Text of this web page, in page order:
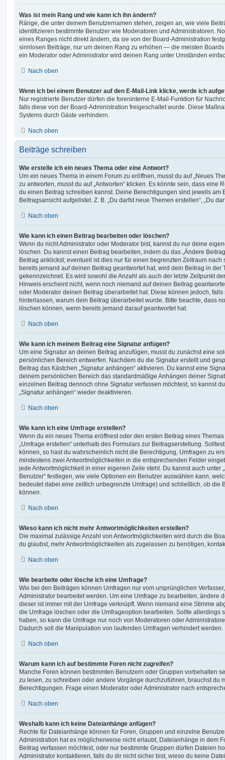
Was ist mein Rang und wie kann ich ihn ändern?
Ränge, die unter deinem Benutzernamen stehen, zeigen an, wie viele
identifizieren bestimmte Benutzer wie Moderatoren und Administratoren.
eines Ranges nicht direkt ändern, da sie von der Board-Administration
sinnlosen Beiträge, nur um deinen Rang zu erhöhen — die meisten
ein Moderator oder Administrator wird deinen Rang unter Umständen
Nach oben
Wenn ich bei einem Benutzer auf den E-Mail-Link klicke, werde ich
Nur registrierte Benutzer dürfen die foreninterne E-Mail-Funktion für
falls diese von der Board-Administration freigeschaltet wurde. Diese
Systems durch Gäste verhindern.
Nach oben
Beiträge schreiben
Wie erstelle ich ein neues Thema oder eine Antwort?
Um ein neues Thema in einem Forum zu eröffnen, musst du auf „Neues
zu antworten, musst du auf „Antworten“ klicken. Es könnte sein, dass eine
du einen Beitrag schreiben kannst. Deine Berechtigungen sind jeweils am
Beitragsansicht aufgelistet. Z. B. „Du darfst neue Themen erstellen“, „Du
Nach oben
Wie kann ich einen Beitrag bearbeiten oder löschen?
Wenn du nicht Administrator oder Moderator bist, kannst du nur deine
löschen. Du kannst einen Beitrag bearbeiten, indem du das „Ändere
Beitrag anklickst; eventuell ist dies nur für einen begrenzten Zeitraum
bereits jemand auf deinen Beitrag geantwortet hat, wird dein Beitrag in der
gekennzeichnet. Es wird sowohl die Anzahl als auch der letzte Zeitpunkt
Hinweis erscheint nicht, wenn noch niemand auf deinen Beitrag
oder Moderator deinen Beitrag überarbeitet hat. Diese können jedoch,
hinterlassen, warum dein Beitrag überarbeitet wurde. Bitte beachte, dass
löschen können, wenn bereits jemand darauf geantwortet hat.
Nach oben
Wie kann ich meinem Beitrag eine Signatur anfügen?
Um eine Signatur an deinen Beitrag anzufügen, musst du zunächst eine
persönlichen Bereich entwerfen. Nachdem du die Signatur erstellt und
Beitrag das Kästchen „Signatur anhängen“ aktivieren. Du kannst eine
deinem persönlichen Bereich das standardmäßige Anhängen deiner
einzelnen Beitrag dennoch ohne Signatur verfassen möchtest, so kannst
„Signatur anhängen“ wieder deaktivieren.
Nach oben
Wie kann ich eine Umfrage erstellen?
Wenn du ein neues Thema eröffnest oder den ersten Beitrag eines
„Umfrage erstellen“ unterhalb des Formulars zur Beitragserstellung.
können, so hast du wahrscheinlich nicht die Berechtigung, Umfragen zu
mindestens zwei Antwortmöglichkeiten in die entsprechenden Felder
jede Antwortmöglichkeit in einer eigenen Zeile steht. Du kannst auch unter
Benutzer“ festlegen, wie viele Optionen ein Benutzer auswählen kann,
bedeutet dabei eine zeitlich unbegrenzte Umfrage) und schließlich, ob die
können.
Nach oben
Wieso kann ich nicht mehr Antwortmöglichkeiten erstellen?
Die maximal zulässige Anzahl von Antwortmöglichkeiten wird durch die
du glaubst, mehr Antwortmöglichkeiten als zugelassen zu benötigen,
Nach oben
Wie bearbeite oder lösche ich eine Umfrage?
Wie bei den Beiträgen können Umfragen nur vom ursprünglichen
Administrator bearbeitet werden. Um eine Umfrage zu bearbeiten, ändere
dieser ist immer mit der Umfrage verknüpft. Wenn niemand eine Stimme
die Umfrage löschen oder die Umfrageoption bearbeiten. Sollte allerdings
haben, so kann die Umfrage nur noch von Moderatoren oder
Dadurch soll die Manipulation von laufenden Umfragen verhindert werden.
Nach oben
Warum kann ich auf bestimmte Foren nicht zugreifen?
Manche Foren können bestimmten Benutzern oder Gruppen vorbehalten
zu lesen, zu schreiben oder andere Vorgänge durchzuführen, brauchst du
Berechtigungen. Frage einen Moderator oder Administrator nach
Nach oben
Weshalb kann ich keine Dateianhänge anfügen?
Rechte für Dateianhänge können für Foren, Gruppen und einzelne
Administration hat es möglicherweise nicht erlaubt, Dateianhänge in dem
Beitrag verfassen möchtest, oder nur bestimmte Gruppen dürfen Dateien
Administrator kontaktieren, falls du dir nicht sicher bist, wieso du keine